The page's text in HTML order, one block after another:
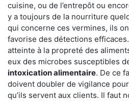
cuisine, ou de l’entrepôt ou
y a toujours de la nourriture
qui concerne ces vermines, ils
favorise des détections
atteinte à la propreté des
eux des microbes susceptibles
intoxication alimentaire. De ce
doivent doubler de vigilance
qu’ils servent aux clients. Il faut